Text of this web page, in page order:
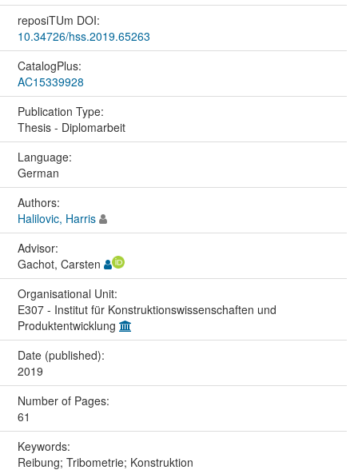
reposiTUm DOI:
10.34726/hss.2019.65263
CatalogPlus:
AC15339928
Publication Type:
Thesis - Diplomarbeit
Language:
German
Authors:
Halilovic, Harris
Advisor:
Gachot, Carsten
Organisational Unit:
E307 - Institut für Konstruktionswissenschaften und
Produktentwicklung
Date (published):
2019
Number of Pages:
61
Keywords:
Reibung; Tribometrie; Konstruktion